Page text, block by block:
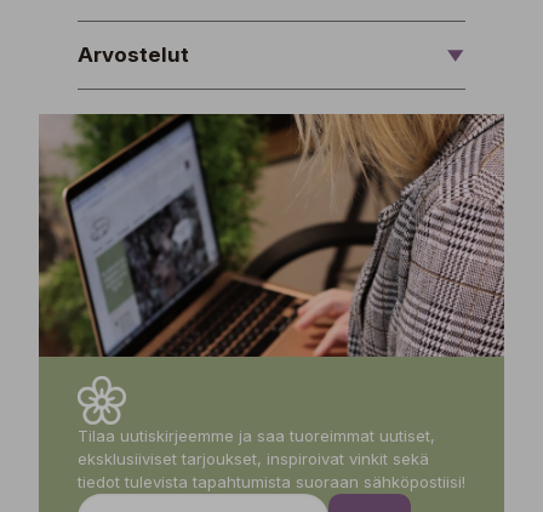
Arvostelut
Tilaa uutiskirjeemme ja saa tuoreimmat uutiset,
eksklusiiviset tarjoukset, inspiroivat vinkit sekä
tiedot tulevista tapahtumista suoraan sähköpostiisi!